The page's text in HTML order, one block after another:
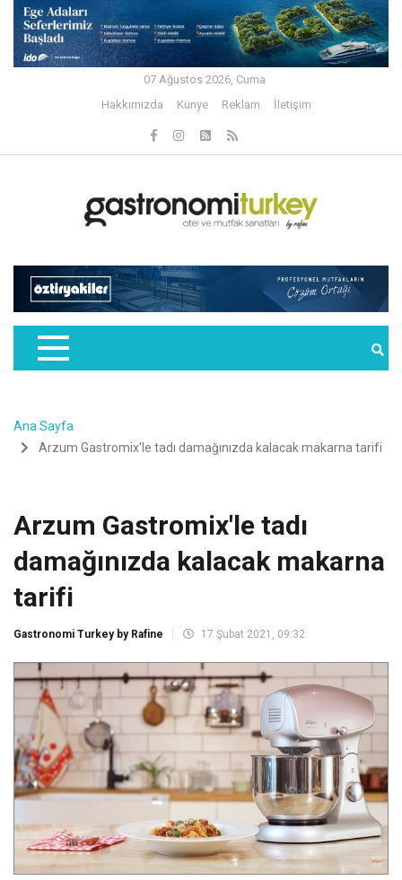
07 Ağustos 2026, Cuma
Hakkımızda
Künye Reklam İletişim
Ana Sayfa
Arzum Gastromix'le tadı damağınızda kalacak makarna tarifi
Arzum Gastromix'le tadı
damağınızda kalacak makarna
tarifi
Gastronomi Turkey by Rafine 17 Şubat 2021, 09:32